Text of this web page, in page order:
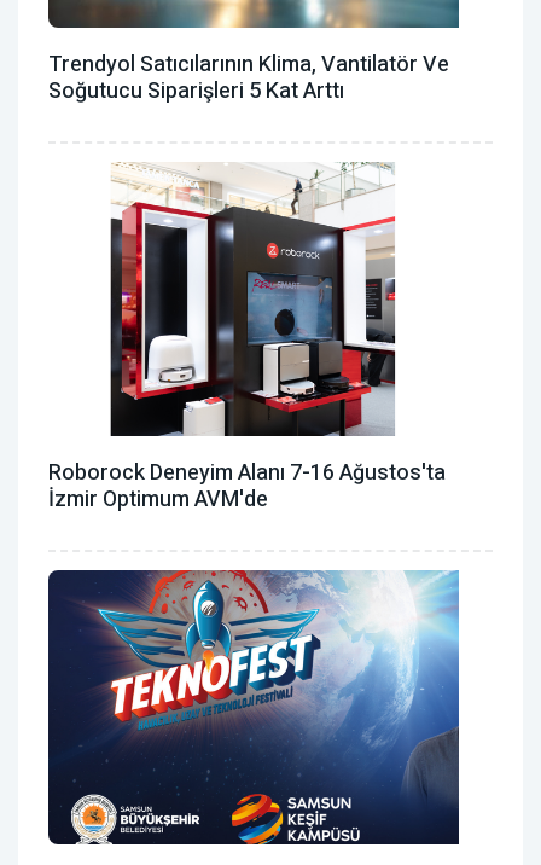
Trendyol Satıcılarının Klima, Vantilatör ‎ve
Soğutucu Siparişleri 5 Kat Arttı
Roborock Deneyim Alanı 7-16 Ağustos'ta
İzmir Optimum AVM'de